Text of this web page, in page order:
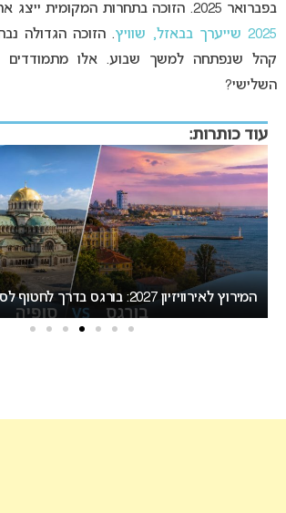
בפברואר 2025. הזוכה בתחרות המקומית ייצג את המדינה
2025 שייערך בבאזל, שוויץ
. הזוכה הגדולה
קהל שנפתחה למשך שבוע. אלו מתמודדים
השלישי?
עוד כותרות:
המירוץ לאירוויזיון 2027: בורגס בדרך לחטוף לסופיה את האירוח